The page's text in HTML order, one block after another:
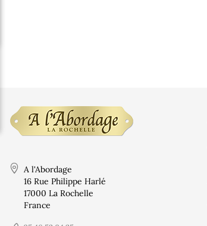
A l'Abordage
16 Rue Philippe Harlé
17000 La Rochelle
France